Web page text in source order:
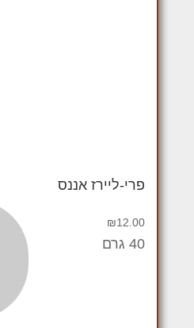
פרי-ליירז אננס
₪12.00
40 גרם